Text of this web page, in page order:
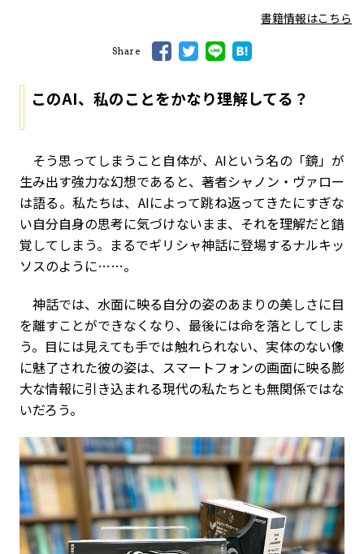
書籍情報はこちら
Share
このAI、私のことをかなり理解してる？
そう思ってしまうこと自体が、 AIという名の「鏡」が
生み出す強力な幻想であると、著者シャノン・ヴァロー
は語る。私たちは、 AIによって跳ね返ってきたにすぎな
い自分自身の思考に気づけないまま、それを理解だと錯
覚してしまう。まるでギリシャ神話に登場するナルキッ
ソスのように……。
神話では、水面に映る自分の姿のあまりの美しさに目
を離すことができなくなり、最後には命を落としてしま
う。目には見えても手では触れられない、実体のない像
に魅了された彼の姿は、スマートフォンの画面に映る膨
大な情報に引き込まれる現代の私たちとも無関係ではな
いだろう。